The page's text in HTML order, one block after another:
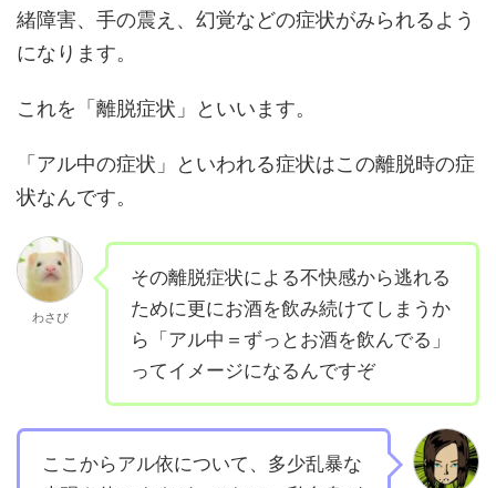
緒障害、手の震え、幻覚などの症状がみられるよう
になります。
これを「離脱症状」といいます。
「アル中の症状」といわれる症状はこの離脱時の症
状なんです。
わさび
その離脱症状による不快感から逃れる
ために更にお酒を飲み続けてしまうか
ら「アル中＝ずっとお酒を飲んでる」
ってイメージになるんですぞ
ここからアル依について、多少乱暴な